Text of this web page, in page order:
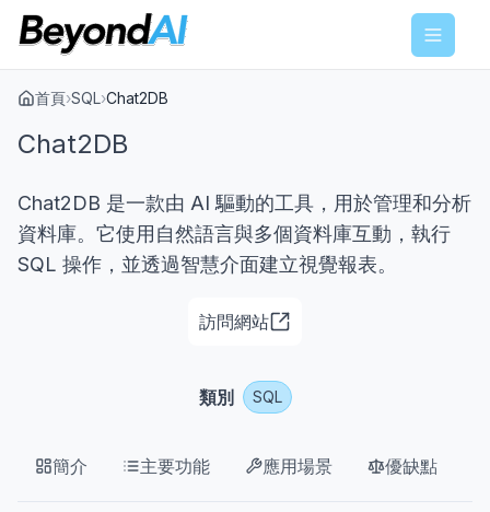
Menu
首頁›SQL›Chat2DB
Chat2DB
Chat2DB 是一款由 AI 驅動的工具，用於管理和分析
資料庫。它使用自然語言與多個資料庫互動，執行
SQL 操作，並透過智慧介面建立視覺報表。
訪問網站
類別 SQL
簡介 主要功能 應用場景 優缺點